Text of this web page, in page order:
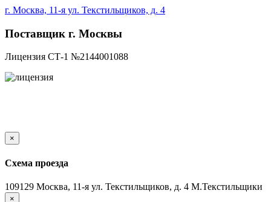
г. Москва, 11-я ул. Текстильщиков, д. 4
Поставщик г. Москвы
Лицензия СТ-1 №2144001088
×
Схема проезда
109129 Москва, 11-я ул. Текстильщиков, д. 4 М.Текстильщики
×